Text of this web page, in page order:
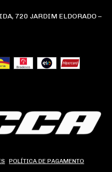
720 JARDIM ELDORADO –
POLÍTICA DE PAGAMENTO